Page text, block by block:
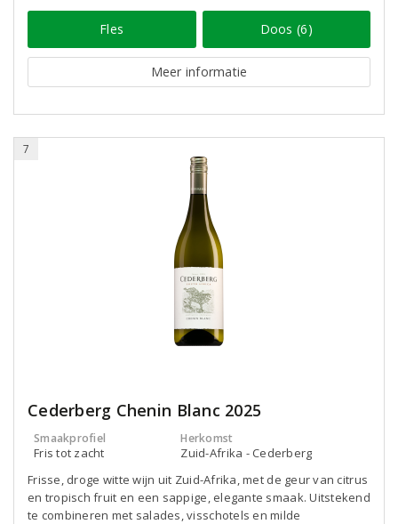
Fles Doos (6)
Meer informatie
7
Cederberg Chenin Blanc 2025
Smaakprofiel
Fris tot zacht
Herkomst
Zuid-Afrika - Cederberg
Frisse, droge witte wijn uit Zuid-Afrika, met de geur van citrus
en tropisch fruit en een sappige, elegante smaak. Uitstekend
te combineren met salades, visschotels en milde